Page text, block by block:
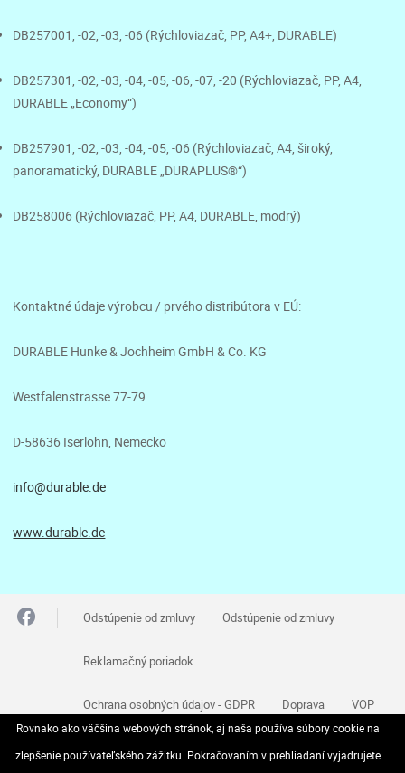
DB257001, -02, -03, -06 (Rýchloviazač, PP, A4+, DURABLE)
DB257301, -02, -03, -04, -05, -06, -07, -20 (Rýchloviazač, PP, A4,
DURABLE „Economy“)
DB257901, -02, -03, -04, -05, -06 (Rýchloviazač, A4, široký,
panoramatický, DURABLE „DURAPLUS®“)
DB258006 (Rýchloviazač, PP, A4, DURABLE, modrý)
Kontaktné údaje výrobcu / prvého distribútora v EÚ:
DURABLE Hunke & Jochheim GmbH & Co. KG
Westfalenstrasse 77-79
D-58636 Iserlohn, Nemecko
info@durable.de
www.durable.de
Odstúpenie od zmluvy Odstúpenie od zmluvy
Reklamačný poriadok
Ochrana osobných údajov - GDPR Doprava VOP
Kontakt
Rovnako ako väčšina webových stránok, aj naša používa súbory cookie na
zlepšenie používateľského zážitku. Pokračovaním v prehliadaní vyjadrujete